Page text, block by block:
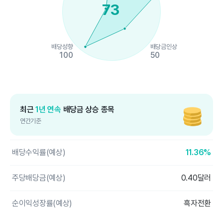
73
배당금인상
50
배당성향
100
최근1년 연속 배당금 상승 종목
연간기준
배당수익률(예상) 11.36%
주당배당금(예상) 0.40달러
순이익성장률(예상) 흑자전환